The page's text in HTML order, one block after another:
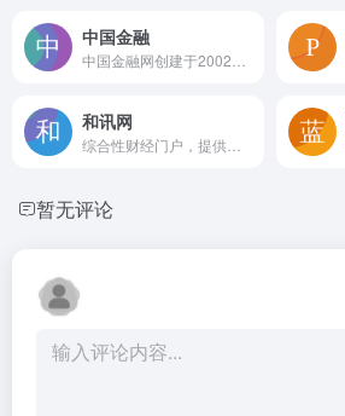
中国金融
和讯网
暂无评论